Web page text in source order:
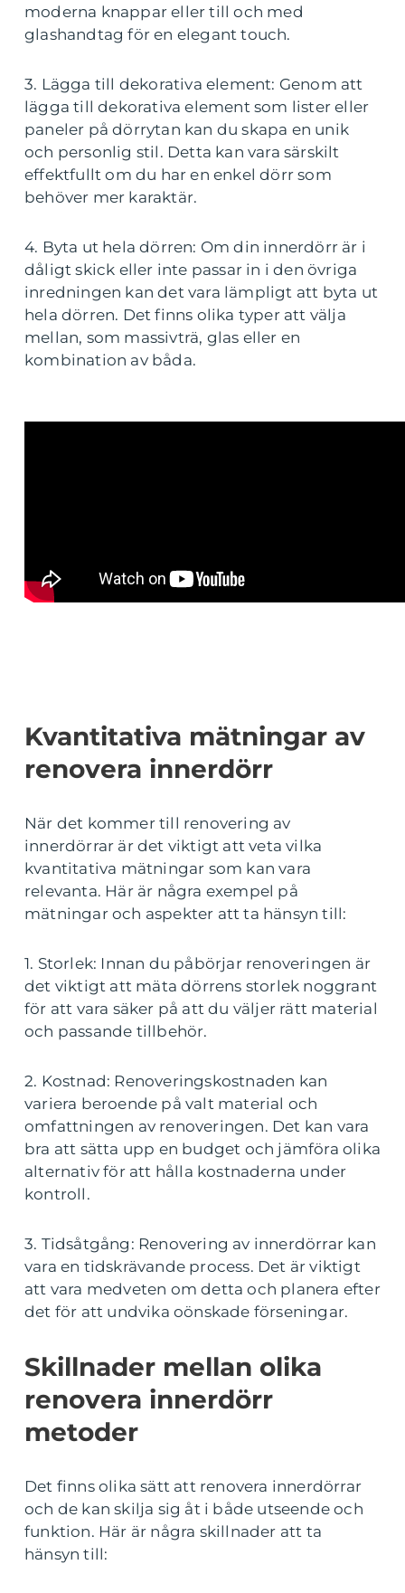
moderna knappar eller till och med
glashandtag för en elegant touch.
3. Lägga till dekorativa element: Genom att
lägga till dekorativa element som lister eller
paneler på dörrytan kan du skapa en unik
och personlig stil. Detta kan vara särskilt
effektfullt om du har en enkel dörr som
behöver mer karaktär.
4. Byta ut hela dörren: Om din innerdörr är i
dåligt skick eller inte passar in i den övriga
inredningen kan det vara lämpligt att byta ut
hela dörren. Det finns olika typer att välja
mellan, som massivträ, glas eller en
kombination av båda.
Kvantitativa mätningar av
renovera innerdörr
När det kommer till renovering av
innerdörrar är det viktigt att veta vilka
kvantitativa mätningar som kan vara
relevanta. Här är några exempel på
mätningar och aspekter att ta hänsyn till:
1. Storlek: Innan du påbörjar renoveringen är
det viktigt att mäta dörrens storlek noggrant
för att vara säker på att du väljer rätt material
och passande tillbehör.
2. Kostnad: Renoveringskostnaden kan
variera beroende på valt material och
omfattningen av renoveringen. Det kan vara
bra att sätta upp en budget och jämföra olika
alternativ för att hålla kostnaderna under
kontroll.
3. Tidsåtgång: Renovering av innerdörrar kan
vara en tidskrävande process. Det är viktigt
att vara medveten om detta och planera efter
det för att undvika oönskade förseningar.
Skillnader mellan olika
renovera innerdörr
metoder
Det finns olika sätt att renovera innerdörrar
och de kan skilja sig åt i både utseende och
funktion. Här är några skillnader att ta
hänsyn till: